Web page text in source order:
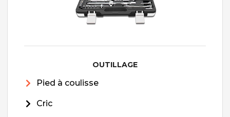
OUTILLAGE
Pied à coulisse
Cric